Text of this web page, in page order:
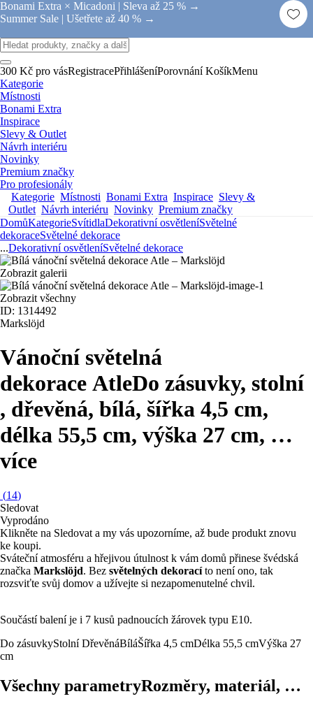
Bonami Extra × Micadoni | Sleva až 25 % →
Summer Sale | Ušetřete až 40 % →
300 Kč pro vásRegistracePřihlášeníPorovnání KošíkMenu
Kategorie
Místnosti
Bonami Extra
Inspirace
Slevy & Outlet
Návrh interiéru
Novinky
Premium značky
Pro profesionály
Kategorie Místnosti Bonami Extra Inspirace Slevy &
Outlet Návrh interiéru Novinky Premium značky
DomůKategorieSvítidlaDekorativní osvětleníSvětelné
dekoraceSvětelné dekorace
...Dekorativní osvětleníSvětelné dekorace
Zobrazit galerii
Zobrazit všechny
ID: 1314492
Markslöjd
Vánoční světelná
dekorace AtleDo zásuvky, stolní
, dřevěná, bílá, šířka 4,5 cm,
délka 55,5 cm, výška 27 cm, …
více
(14)
Sledovat
Vyprodáno
Klikněte na Sledovat a my vás upozorníme, až bude produkt znovu
ke koupi.
Sváteční atmosféru a hřejivou útulnost k vám domů přinese švédská
značka Markslöjd. Bez světelných dekoracíto není ono, tak
rozsviťte svůj domov a užívejte si nezapomenutelné chvil.
Součástí balení je i 7 kusů padnoucích žárovek typu E10.
Do zásuvkyStolníDřevěnáBíláŠířka 4,5 cmDélka 55,5 cmVýška 27
cm
Všechny parametryRozměry, materiál, …